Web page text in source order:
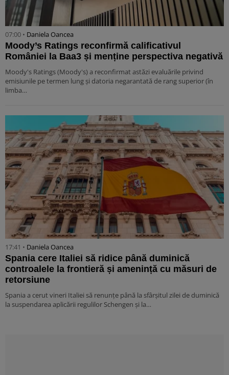
07:00 • Daniela Oancea
Moody’s Ratings reconfirmă calificativul
României la Baa3 și menține perspectiva negativă
Moody's Ratings (Moody's) a reconfirmat astăzi evaluările privind
emisiunile pe termen lung și datoria negarantată de rang superior (în
limba…
17:41 • Daniela Oancea
Spania cere Italiei să ridice până duminică
controalele la frontieră și amenință cu măsuri de
retorsiune
Spania a cerut vineri Italiei să renunțe până la sfârșitul zilei de duminică
la suspendarea aplicării regulilor Schengen și la…